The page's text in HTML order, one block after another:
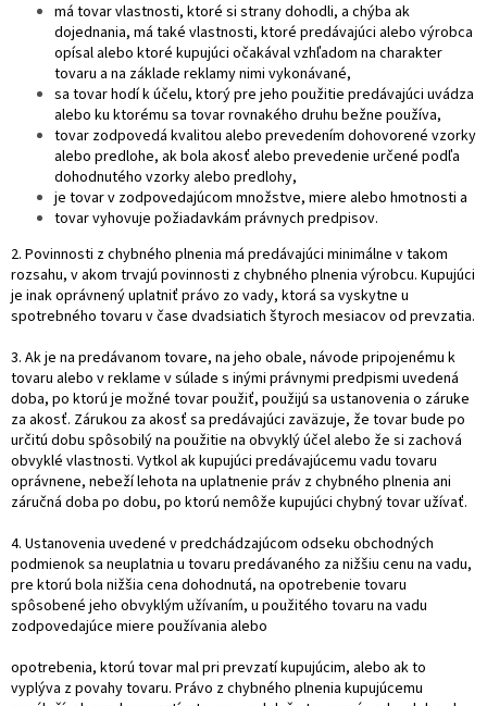
má tovar vlastnosti, ktoré si strany dohodli, a chýba ak
dojednania, má také vlastnosti, ktoré predávajúci alebo výrobca
opísal alebo ktoré kupujúci očakával vzhľadom na charakter
tovaru a na základe reklamy nimi vykonávané,
sa tovar hodí k účelu, ktorý pre jeho použitie predávajúci uvádza
alebo ku ktorému sa tovar rovnakého druhu bežne používa,
tovar zodpovedá kvalitou alebo prevedením dohovorené vzorky
alebo predlohe, ak bola akosť alebo prevedenie určené podľa
dohodnutého vzorky alebo predlohy,
je tovar v zodpovedajúcom množstve, miere alebo hmotnosti a
tovar vyhovuje požiadavkám právnych predpisov.
2. Povinnosti z chybného plnenia má predávajúci minimálne v takom
rozsahu, v akom trvajú povinnosti z chybného plnenia výrobcu. Kupujúci
je inak oprávnený uplatniť právo zo vady, ktorá sa vyskytne u
spotrebného tovaru v čase dvadsiatich štyroch mesiacov od prevzatia.
3. Ak je na predávanom tovare, na jeho obale, návode pripojenému k
tovaru alebo v reklame v súlade s inými právnymi predpismi uvedená
doba, po ktorú je možné tovar použiť, použijú sa ustanovenia o záruke
za akosť. Zárukou za akosť sa predávajúci zaväzuje, že tovar bude po
určitú dobu spôsobilý na použitie na obvyklý účel alebo že si zachová
obvyklé vlastnosti. Vytkol ak kupujúci predávajúcemu vadu tovaru
oprávnene, nebeží lehota na uplatnenie práv z chybného plnenia ani
záručná doba po dobu, po ktorú nemôže kupujúci chybný tovar užívať.
4. Ustanovenia uvedené v predchádzajúcom odseku obchodných
podmienok sa neuplatnia u tovaru predávaného za nižšiu cenu na vadu,
pre ktorú bola nižšia cena dohodnutá, na opotrebenie tovaru
spôsobené jeho obvyklým užívaním, u použitého tovaru na vadu
zodpovedajúce miere používania alebo
opotrebenia, ktorú tovar mal pri prevzatí kupujúcim, alebo ak to
vyplýva z povahy tovaru. Právo z chybného plnenia kupujúcemu